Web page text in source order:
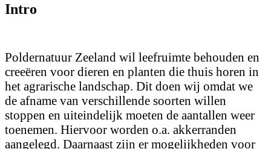
Intro
Poldernatuur Zeeland wil leefruimte behouden en
creeëren voor dieren en planten die thuis horen in
het agrarische landschap. Dit doen wij omdat we
de afname van verschillende soorten willen
stoppen en uiteindelijk moeten de aantallen weer
toenemen. Hiervoor worden o.a. akkerranden
aangelegd. Daarnaast zijn er mogelijkheden voor